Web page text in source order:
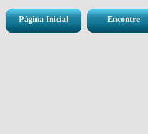
Página Inicial Encontre